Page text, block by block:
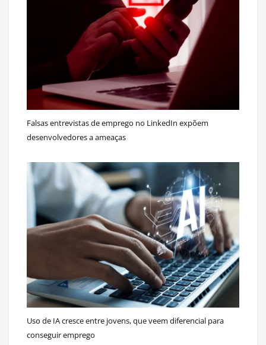
Falsas entrevistas de emprego no LinkedIn expõem
desenvolvedores a ameaças
Uso de IA cresce entre jovens, que veem diferencial para
conseguir emprego